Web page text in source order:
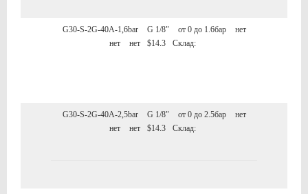
G30-S-2G-40A-1,6bar G 1/8" от 0 до 1.6бар
нет
нет
нет $14.3 Склад:
G30-S-2G-40A-2,5bar G 1/8" от 0 до 2.5бар
нет
нет
нет $14.3 Склад: